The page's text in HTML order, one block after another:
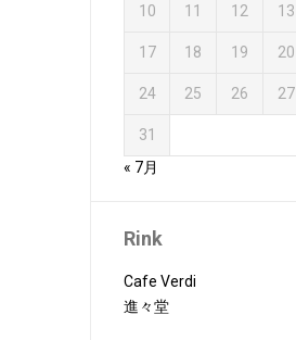
10 11 12 13
17 18 19 20
24 25 26 27
31
« 7月
Rink
Cafe Verdi
進々堂